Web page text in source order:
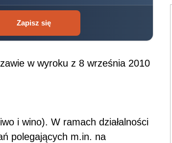
Zapisz się
w wyroku z 8 września 2010
i wino). W ramach działalności
polegających m.in. na